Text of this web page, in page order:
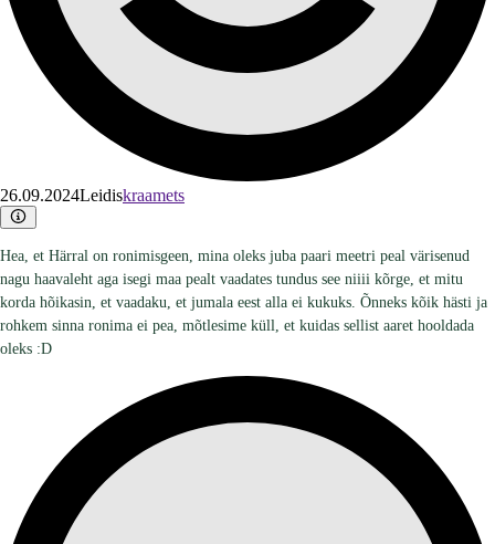
26.09.2024Leidiskraamets
Hea, et Härral on ronimisgeen, mina oleks juba paari meetri peal värisenud
nagu haavaleht aga isegi maa pealt vaadates tundus see niiii kõrge, et mitu
korda hõikasin, et vaadaku, et jumala eest alla ei kukuks. Õnneks kõik hästi ja
rohkem sinna ronima ei pea, mõtlesime küll, et kuidas sellist aaret hooldada
oleks :D